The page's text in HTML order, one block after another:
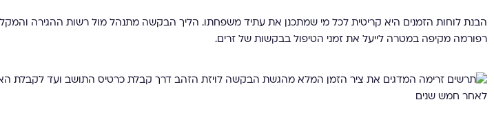
הבנת לוחות הזמנים היא קריטית לכל מי שמתכנן את עתיד משפחתו. הליך הבקשה מתנהל מול רשות ההגירה
רפורמה מקיפה במטרה לייעל את זמני הטיפול בבקשות של זרים.